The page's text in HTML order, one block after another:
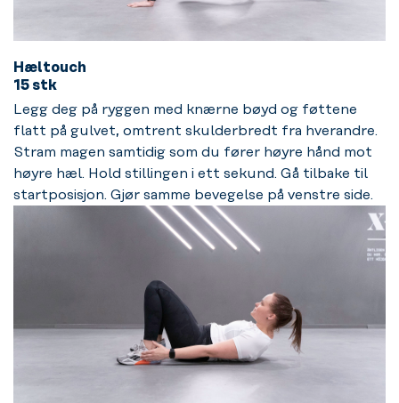
Hæltouch
15 stk
Legg deg på ryggen med knærne bøyd og føttene
flatt på gulvet, omtrent skulderbredt fra hverandre.
Stram magen samtidig som du fører høyre hånd mot
høyre hæl. Hold stillingen i ett sekund. Gå tilbake til
startposisjon. Gjør samme bevegelse på venstre side.